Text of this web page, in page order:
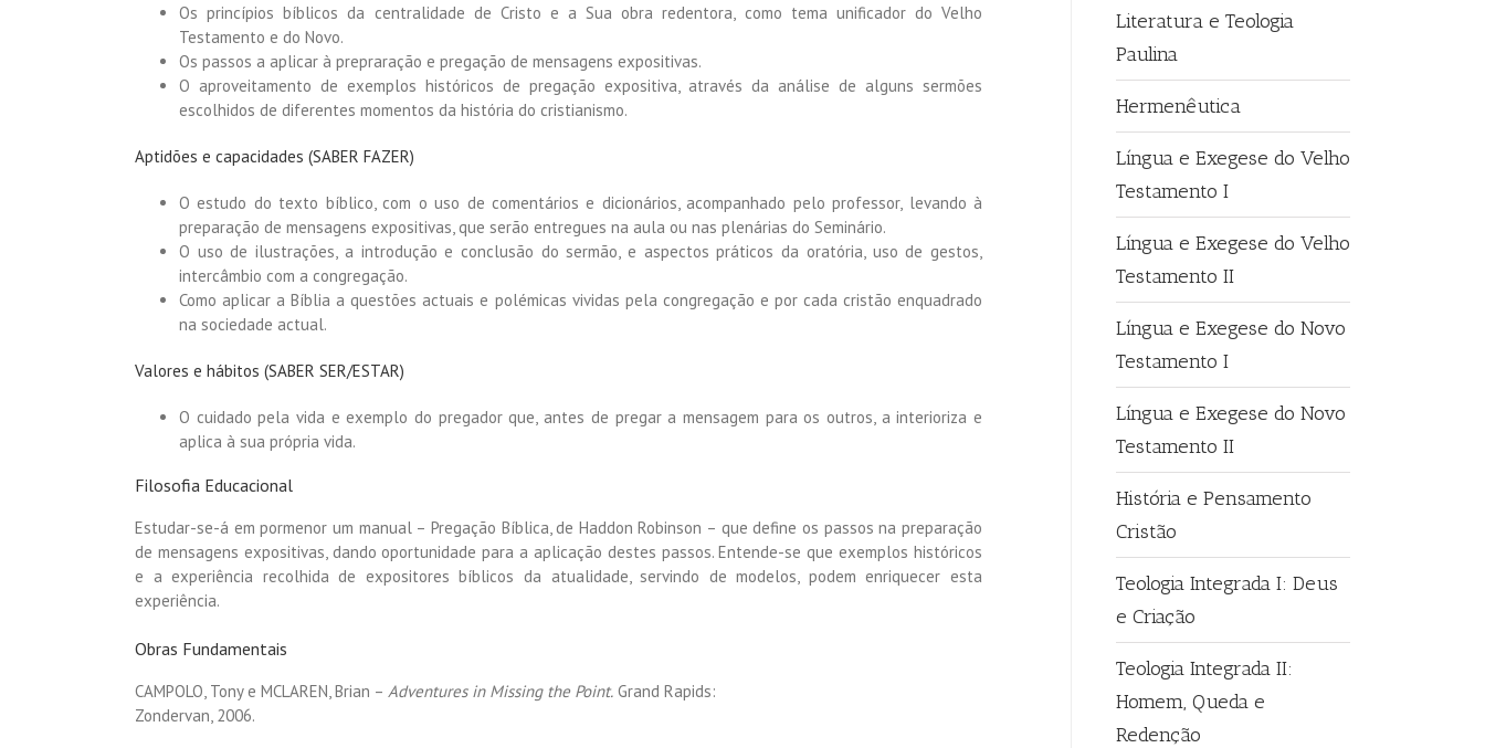
Os princípios bíblicos da centralidade de Cristo e a Sua obra redentora, como tema unificador do Velho
Testamento e do Novo.
Os passos a aplicar à prepraração e pregação de mensagens expositivas.
O aproveitamento de exemplos históricos de pregação expositiva, através da análise de alguns sermões
escolhidos de diferentes momentos da história do cristianismo.
Aptidões e capacidades (SABER FAZER)
O estudo do texto bíblico, com o uso de comentários e dicionários, acompanhado pelo professor, levando à
preparação de mensagens expositivas, que serão entregues na aula ou nas plenárias do Seminário.
O uso de ilustrações, a introdução e conclusão do sermão, e aspectos práticos da oratória, uso de gestos,
intercâmbio com a congregação.
Como aplicar a Bíblia a questões actuais e polémicas vividas pela congregação e por cada cristão enquadrado
na sociedade actual.
Valores e hábitos (SABER SER/ESTAR)
O cuidado pela vida e exemplo do pregador que, antes de pregar a mensagem para os outros, a interioriza e
aplica à sua própria vida.
Filosofia Educacional
Estudar-se-á em pormenor um manual – Pregação Bíblica, de Haddon Robinson – que define os passos na preparação
de mensagens expositivas, dando oportunidade para a aplicação destes passos. Entende-se que exemplos históricos
e a experiência recolhida de expositores bíblicos da atualidade, servindo de modelos, podem enriquecer esta
experiência.
Obras Fundamentais
CAMPOLO, Tony e MCLAREN, Brian – Adventures in Missing the Point. Grand Rapids:
Zondervan, 2006.
Literatura e Teologia
Paulina
Hermenêutica
Língua e Exegese do Velho
Testamento I
Língua e Exegese do Velho
Testamento II
Língua e Exegese do Novo
Testamento I
Língua e Exegese do Novo
Testamento II
História e Pensamento
Cristão
Teologia Integrada I: Deus
e Criação
Teologia Integrada II:
Homem, Queda e
Redenção